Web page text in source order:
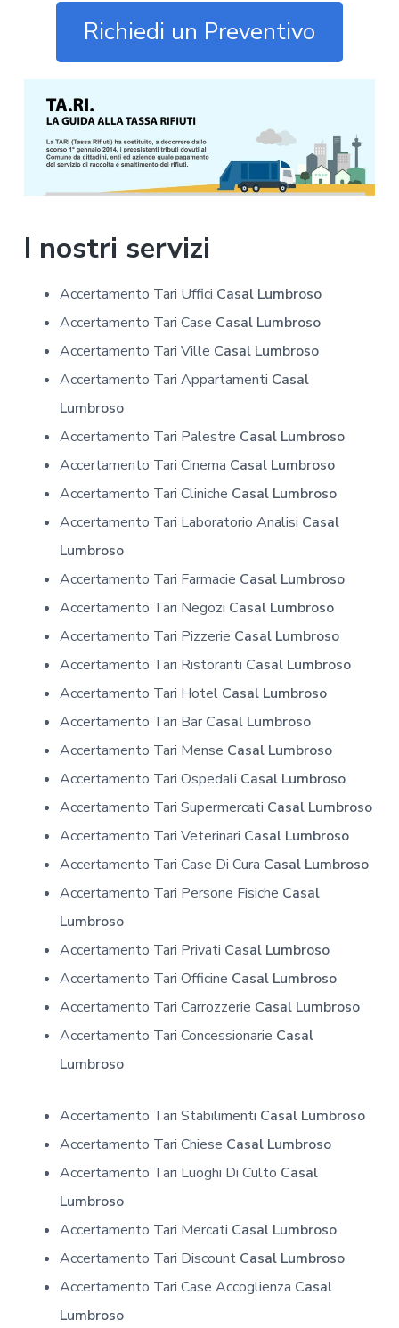
Richiedi un Preventivo
I nostri servizi
Accertamento Tari Uffici Casal Lumbroso
Accertamento Tari Case Casal Lumbroso
Accertamento Tari Ville Casal Lumbroso
Accertamento Tari Appartamenti Casal
Lumbroso
Accertamento Tari Palestre Casal Lumbroso
Accertamento Tari Cinema Casal Lumbroso
Accertamento Tari Cliniche Casal Lumbroso
Accertamento Tari Laboratorio Analisi Casal
Lumbroso
Accertamento Tari Farmacie Casal Lumbroso
Accertamento Tari Negozi Casal Lumbroso
Accertamento Tari Pizzerie Casal Lumbroso
Accertamento Tari Ristoranti Casal Lumbroso
Accertamento Tari Hotel Casal Lumbroso
Accertamento Tari Bar Casal Lumbroso
Accertamento Tari Mense Casal Lumbroso
Accertamento Tari Ospedali Casal Lumbroso
Accertamento Tari Supermercati Casal Lumbroso
Accertamento Tari Veterinari Casal Lumbroso
Accertamento Tari Case Di Cura Casal Lumbroso
Accertamento Tari Persone Fisiche Casal
Lumbroso
Accertamento Tari Privati Casal Lumbroso
Accertamento Tari Officine Casal Lumbroso
Accertamento Tari Carrozzerie Casal Lumbroso
Accertamento Tari Concessionarie Casal
Lumbroso
Accertamento Tari Stabilimenti Casal Lumbroso
Accertamento Tari Chiese Casal Lumbroso
Accertamento Tari Luoghi Di Culto Casal
Lumbroso
Accertamento Tari Mercati Casal Lumbroso
Accertamento Tari Discount Casal Lumbroso
Accertamento Tari Case Accoglienza Casal
Lumbroso